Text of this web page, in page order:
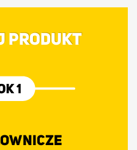
PRODUKT